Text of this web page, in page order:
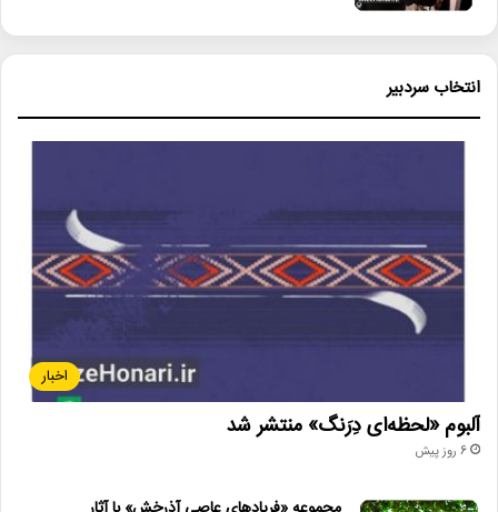
انتخاب سردبیر
اخبار
آلبوم «لحظه‌ای دِرَنگ» منتشر شد
6 روز پیش